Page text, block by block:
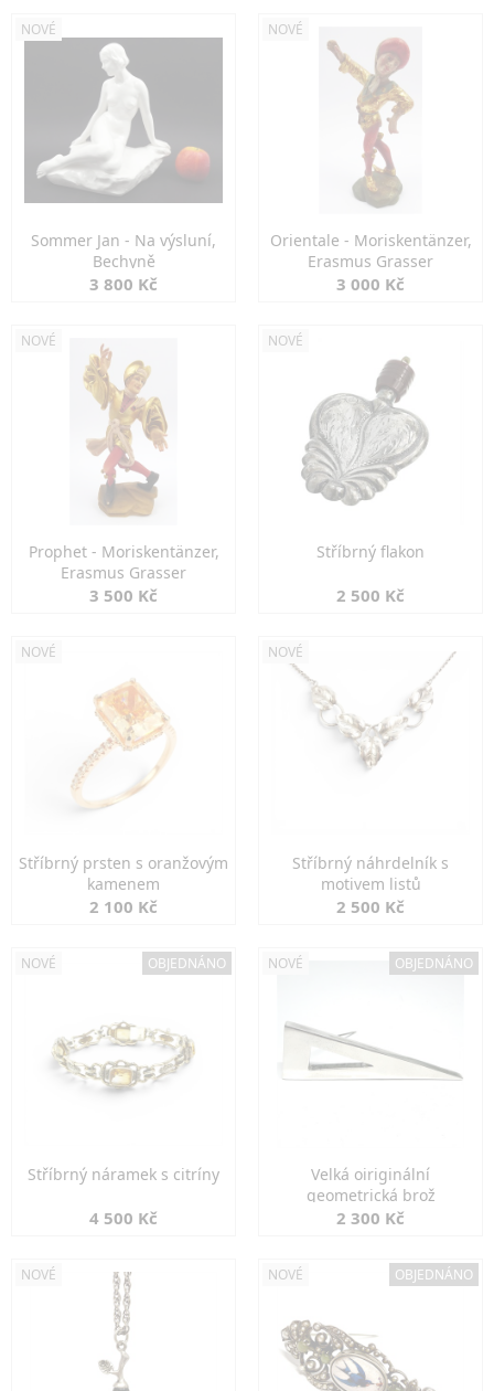
NOVÉ
Sommer Jan - Na výsluní,
Bechyně
3 800 Kč
NOVÉ
Orientale - Moriskentänzer,
Erasmus Grasser
3 000 Kč
NOVÉ
Prophet - Moriskentänzer,
Erasmus Grasser
3 500 Kč
NOVÉ
Stříbrný flakon
2 500 Kč
NOVÉ
Stříbrný prsten s oranžovým
kamenem
2 100 Kč
NOVÉ
Stříbrný náhrdelník s
motivem listů
2 500 Kč
NOVÉ OBJEDNÁNO
Stříbrný náramek s citríny
4 500 Kč
NOVÉ OBJEDNÁNO
Velká oiriginální
geometrická brož
2 300 Kč
NOVÉ NOVÉ OBJEDNÁNO